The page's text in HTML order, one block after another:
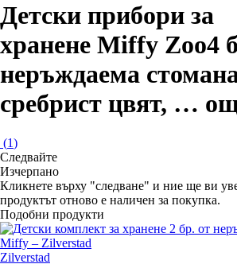
Детски прибори за
хранене Miffy Zoo4
неръждаема
сребрист цвят, …
(1)
Следвайте
Изчерпанo
Кликнете върху "следване" и ние ще ви
продуктът отново е наличен за покупка.
Подобни продукти
Zilverstad